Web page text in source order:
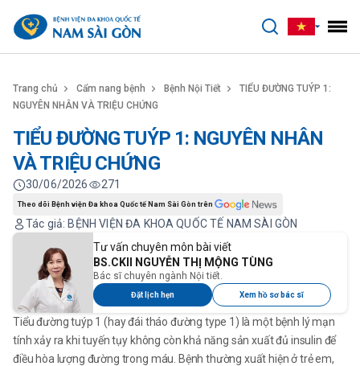
Trang chủ Cẩm nang bệnh Bệnh Nội Tiết
TIỂU ĐƯỜNG TUÝP 1:
NGUYÊN NHÂN VÀ TRIỆU CHỨNG
TIỂU ĐƯỜNG TUÝP 1: NGUYÊN NHÂN
VÀ TRIỆU CHỨNG
Tác giả: BỆNH VIỆN ĐA KHOA QUỐC TẾ NAM SÀI GÒN
30/06/2026 271
Theo dõi Bệnh viện Đa khoa Quốc tế Nam Sài Gòn trên
Tiểu đường tuýp 1 (hay đái tháo đường type 1) là một bệnh lý mạn
tính xảy ra khi tuyến tụy không còn khả năng sản xuất đủ insulin để
điều hòa lượng đường trong máu. Bệnh thường xuất hiện ở trẻ em,
Tư vấn chuyên môn bài viết
BS.CKII NGUYỄN THỊ MỘNG TÙNG
Bác sĩ chuyên ngành Nội tiết.
Đặt lịch hẹn Xem hồ sơ bác sĩ